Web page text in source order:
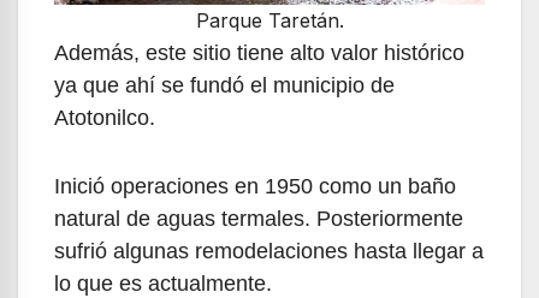
Parque Taretán.
Además, este sitio tiene alto valor histórico
ya que ahí se fundó el municipio de
Atotonilco.
Inició operaciones en 1950 como un baño
natural de aguas termales. Posteriormente
sufrió algunas remodelaciones hasta llegar a
lo que es actualmente.